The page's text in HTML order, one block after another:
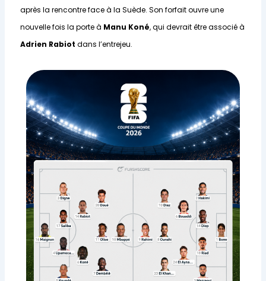
après la rencontre face à la Suède. Son forfait ouvre une
nouvelle fois la porte à Manu Koné, qui devrait être associé à
Adrien Rabiot dans l’entrejeu.